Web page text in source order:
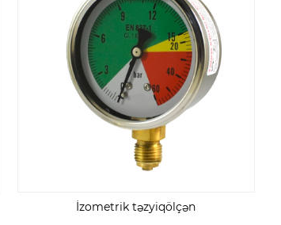
İzometrik təzyiqölçən